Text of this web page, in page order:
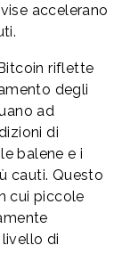
accelerano
riflette
degli
ad
di
balene e i
cauti. Questo
cui piccole
di